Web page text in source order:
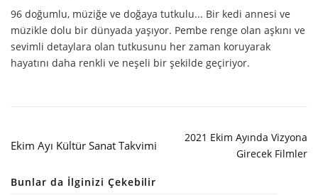
96 doğumlu, müziğe ve doğaya tutkulu... Bir kedi annesi ve
müzikle dolu bir dünyada yaşıyor. Pembe renge olan aşkını ve
sevimli detaylara olan tutkusunu her zaman koruyarak
hayatını daha renkli ve neşeli bir şekilde geçiriyor.
Ekim Ayı Kültür Sanat Takvimi
2021 Ekim Ayında Vizyona
Girecek Filmler
Bunlar da İlginizi Çekebilir